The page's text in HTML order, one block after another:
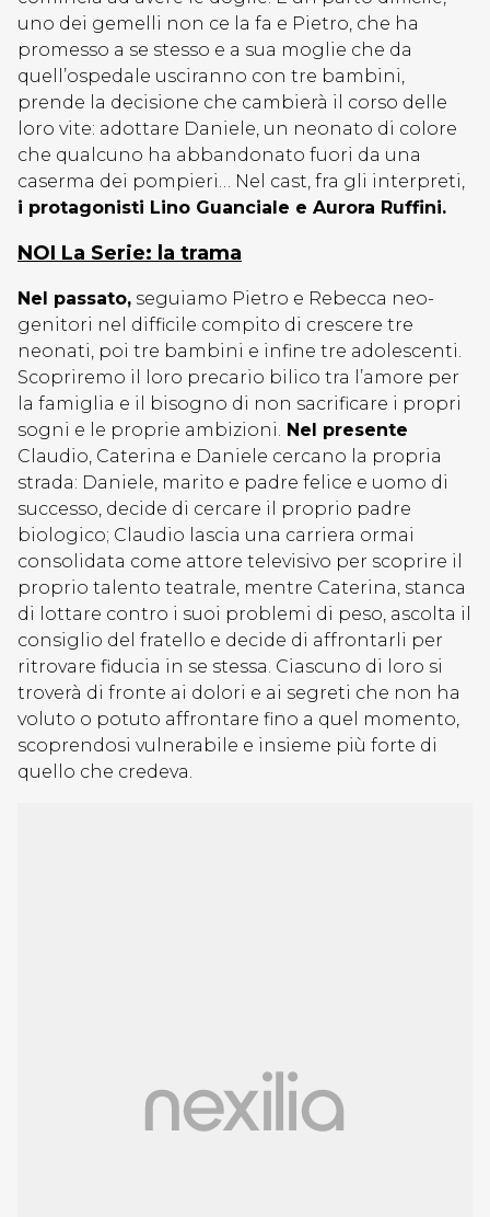
uno dei gemelli non ce la fa e Pietro, che ha
promesso a se stesso e a sua moglie che da
quell’ospedale usciranno con tre bambini,
prende la decisione che cambierà il corso delle
loro vite: adottare Daniele, un neonato di colore
che qualcuno ha abbandonato fuori da una
caserma dei pompieri… Nel cast, fra gli interpreti,
i protagonisti Lino Guanciale e Aurora Ruffini.
NOI La Serie: la trama
Nel passato, seguiamo Pietro e Rebecca neo-
genitori nel difficile compito di crescere tre
neonati, poi tre bambini e infine tre adolescenti.
Scopriremo il loro precario bilico tra l’amore per
la famiglia e il bisogno di non sacrificare i propri
sogni e le proprie ambizioni. Nel presente
Claudio, Caterina e Daniele cercano la propria
strada: Daniele, marito e padre felice e uomo di
successo, decide di cercare il proprio padre
biologico; Claudio lascia una carriera ormai
consolidata come attore televisivo per scoprire il
proprio talento teatrale, mentre Caterina, stanca
di lottare contro i suoi problemi di peso, ascolta il
consiglio del fratello e decide di affrontarli per
ritrovare fiducia in se stessa. Ciascuno di loro si
troverà di fronte ai dolori e ai segreti che non ha
voluto o potuto affrontare fino a quel momento,
scoprendosi vulnerabile e insieme più forte di
quello che credeva.